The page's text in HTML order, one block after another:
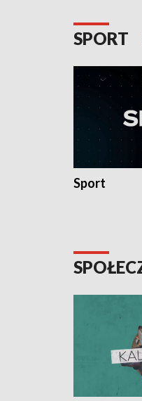
SPORT
Sport